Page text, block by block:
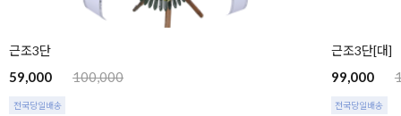
근조3단
59,000 100,000
전국당일배송
근조3단[대]
99,000
전국당일배송